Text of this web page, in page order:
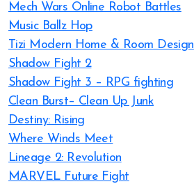
Mech Wars Online Robot Battles
Music Ballz Hop
Tizi Modern Home & Room Design
Shadow Fight 2
Shadow Fight 3 – RPG fighting
Clean Burst– Clean Up Junk
Destiny: Rising
Where Winds Meet
Lineage 2: Revolution
MARVEL Future Fight